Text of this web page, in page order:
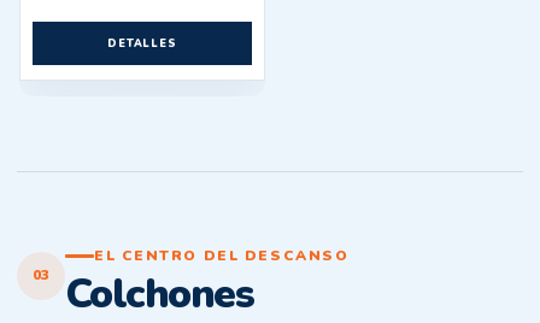
DETALLES
03
EL CENTRO DEL DESCANSO
Colchones